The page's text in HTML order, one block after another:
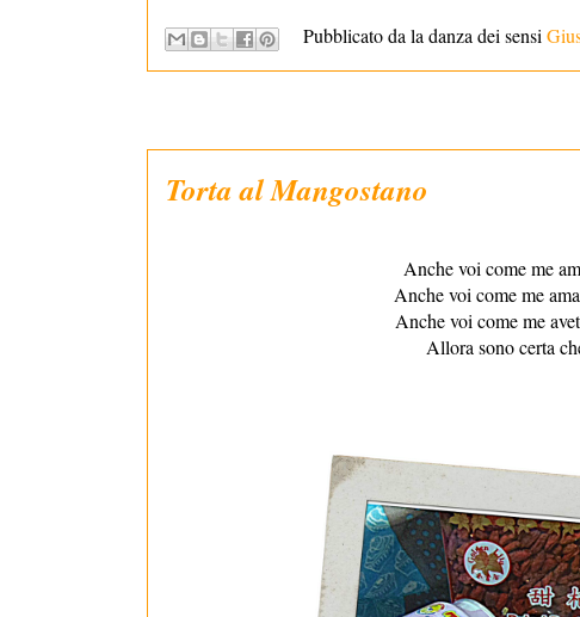
Pubblicato da la danza dei sensi
Torta al Mangostano
Anche voi come me
Anche voi come me
Anche voi come me
Allora sono certa